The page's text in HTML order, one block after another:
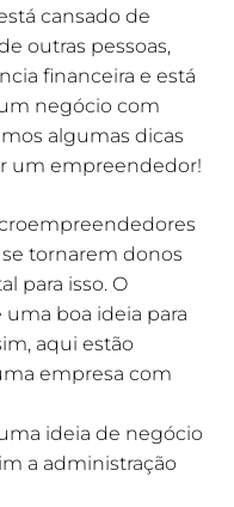
cansado de
outras pessoas,
financeira e está
negócio com
algumas dicas
um empreendedor!
se tornarem donos
para isso. O
boa ideia para
aqui estão
empresa com
ideia de negócio
a administração